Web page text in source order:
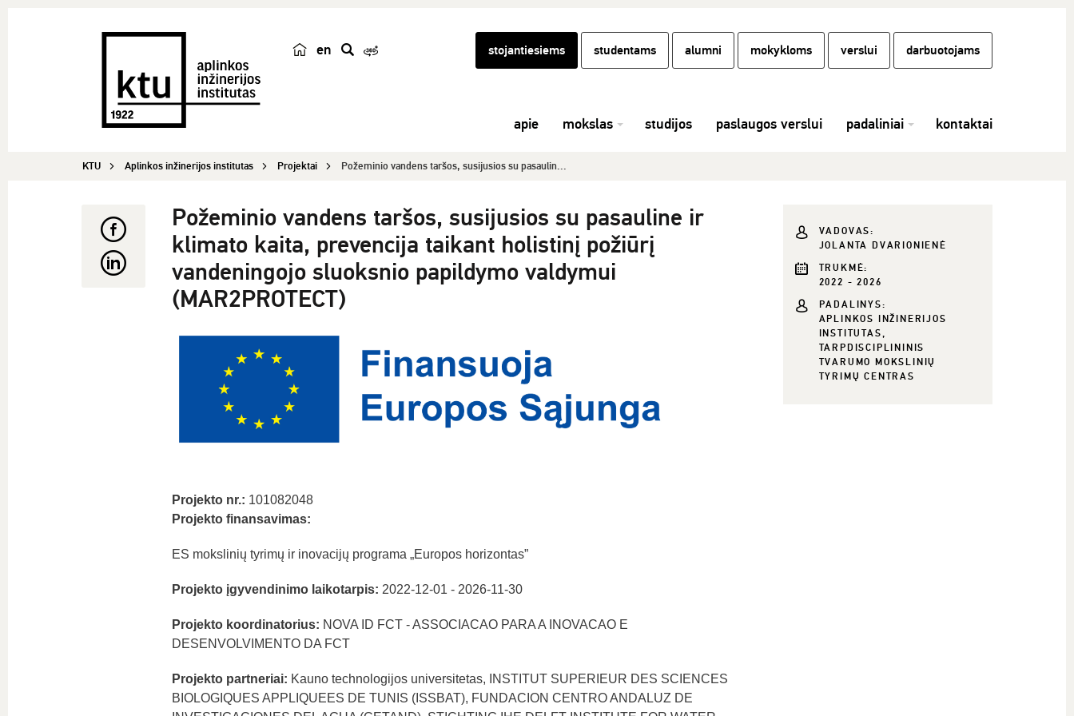
en stojantiesiems studentams alumni mokykloms verslui darbuotojams
apie mokslas studijos paslaugos verslui padaliniai kontaktai
KTU Aplinkos inžinerijos institutas Projektai Požeminio vandens taršos, susijusios su pasaulin...
Požeminio vandens taršos, susijusios su pasauline ir
klimato kaita, prevencija taikant holistinį požiūrį
vandeningojo sluoksnio papildymo valdymui
(MAR2PROTECT)
Projekto nr.: 101082048
Projekto finansavimas:
ES mokslinių tyrimų ir inovacijų programa „Europos horizontas”
Projekto įgyvendinimo laikotarpis: 2022-12-01 - 2026-11-30
Projekto koordinatorius: NOVA ID FCT - ASSOCIACAO PARA A INOVACAO E
DESENVOLVIMENTO DA FCT
Projekto partneriai: Kauno technologijos universitetas, INSTITUT SUPERIEUR DES SCIENCES
BIOLOGIQUES APPLIQUEES DE TUNIS (ISSBAT), FUNDACION CENTRO ANDALUZ DE
VADOVAS:
JOLANTA DVARIONIENĖ
TRUKMĖ:
2022 - 2026
PADALINYS:
APLINKOS INŽINERIJOS
INSTITUTAS,
TARPDISCIPLININIS
TVARUMO MOKSLINIŲ
TYRIMŲ CENTRAS